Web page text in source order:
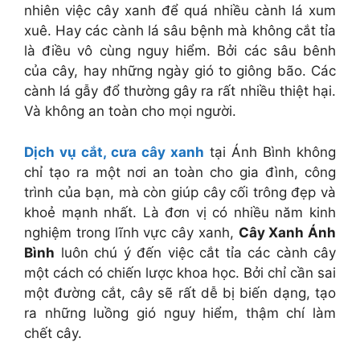
nhiên việc cây xanh để quá nhiều cành lá xum
xuê. Hay các cành lá sâu bệnh mà không cắt tỉa
là điều vô cùng nguy hiểm. Bởi các sâu bênh
của cây, hay những ngày gió to giông bão. Các
cành lá gẫy đổ thường gây ra rất nhiều thiệt hại.
Và không an toàn cho mọi người.
Dịch vụ cắt, cưa cây xanh tại Ánh Bình không
chỉ tạo ra một nơi an toàn cho gia đình, công
trình của bạn, mà còn giúp cây cối trông đẹp và
khoẻ mạnh nhất. Là đơn vị có nhiều năm kinh
nghiệm trong lĩnh vực cây xanh, Cây Xanh Ánh
Bình luôn chú ý đến việc cắt tỉa các cành cây
một cách có chiến lược khoa học. Bởi chỉ cần sai
một đường cắt, cây sẽ rất dễ bị biến dạng, tạo
ra những luồng gió nguy hiểm, thậm chí làm
chết cây.